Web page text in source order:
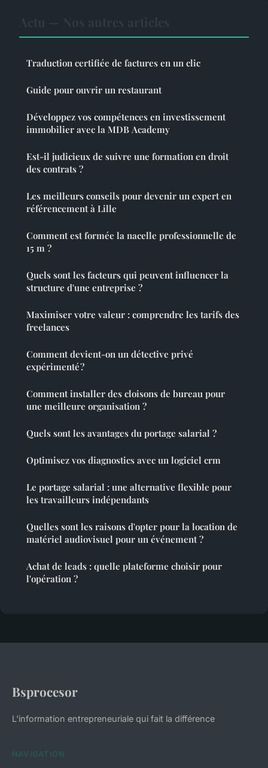
Traduction certifiée de factures en un clic
Guide pour ouvrir un restaurant
Développez vos compétences en investissement
immobilier avec la MDB Academy
Est-il judicieux de suivre une formation en droit
des contrats ?
Les meilleurs conseils pour devenir un expert en
référencement à Lille
Comment est formée la nacelle professionnelle de
15 m ?
Quels sont les facteurs qui peuvent influencer la
structure d'une entreprise ?
Maximiser votre valeur : comprendre les tarifs des
freelances
Comment devient-on un détective privé
expérimenté ?
Comment installer des cloisons de bureau pour
une meilleure organisation ?
Quels sont les avantages du portage salarial ?
Optimisez vos diagnostics avec un logiciel crm
Le portage salarial : une alternative flexible pour
les travailleurs indépendants
Quelles sont les raisons d'opter pour la location de
matériel audiovisuel pour un événement ?
Achat de leads : quelle plateforme choisir pour
l'opération ?
Bsprocesor
L'information entrepreneuriale qui fait la différence
NAVIGATION